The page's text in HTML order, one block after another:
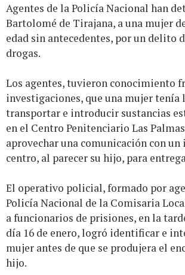
Agentes de la Policía Nacional han
Bartolomé de Tirajana, a una mujer
edad sin antecedentes, por un delito
drogas.
Los agentes, tuvieron conocimiento
investigaciones, que una mujer tenía
transportar e introducir sustancias
en el Centro Penitenciario Las
aprovechar una comunicación con
centro, al parecer su hijo, para
El operativo policial, formado por
Policía Nacional de la Comisaria
a funcionarios de prisiones, en la
día 16 de enero, logró identificar e
mujer antes de que se produjera el
hijo.